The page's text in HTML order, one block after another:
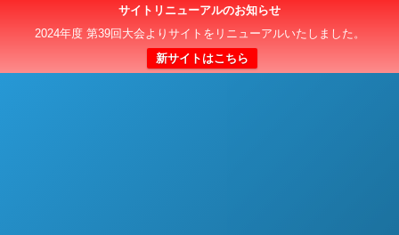
サイトリニューアルのお知らせ
2024年度 第39回大会よりサイトをリニューアルいたしました。
新サイトはこちら
日本クラブユースサッカー選手権（U-15）大会